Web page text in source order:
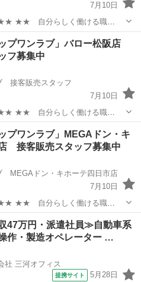
7月10日
★★ 自分らしく働ける職
★WワークOK！【同
スタッフ
プワンラブ」バロー松阪店
フ募集中
接客販売スタッフ
7月10日
★★ 自分らしく働ける職
★WワークOK！【同
その他 スタッフ
プワンラブ」MEGAドン・キ
接客販売スタッフ募集中
MEGAドン・キホーテ四日市店
7月10日
★★ 自分らしく働ける職
★WワークOK！【同
その他 スタッフ
47万円・派遣社員≫自動車系
作・製造オペレーター …
社 三河オフィス
提携サイト 5月28日